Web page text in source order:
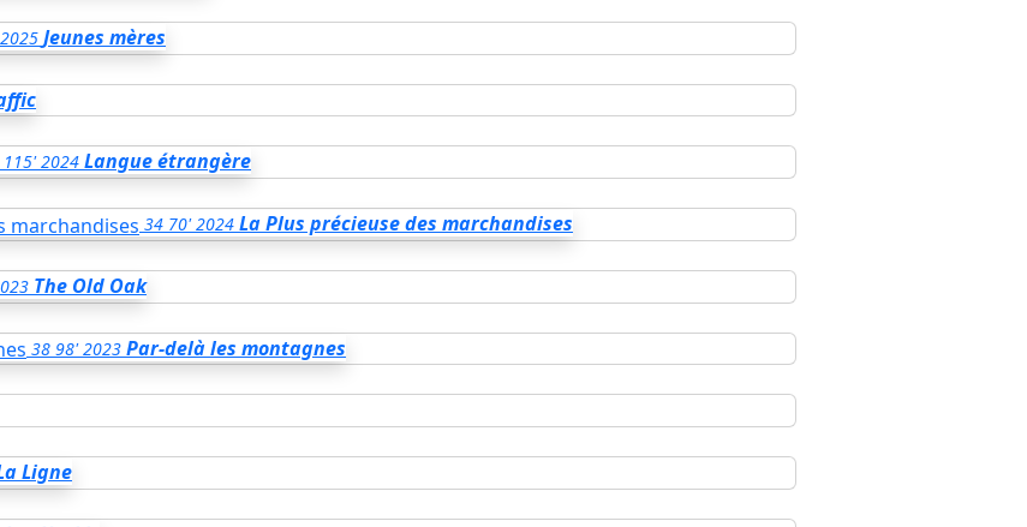
2025 Jeunes mères
115' 2024 Langue étrangère
34 70' 2024 La Plus précieuse des marchandises
The Old Oak
38 98' 2023 Par-delà les montagnes
Ligne